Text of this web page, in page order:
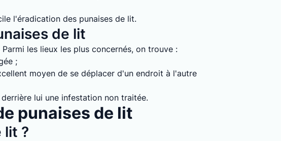
l'éradication des punaises de lit.
de lit
les lieux les plus concernés, on trouve :
;
moyen de se déplacer d'un endroit à l'autre
lui une infestation non traitée.
punaises de lit
lit ?